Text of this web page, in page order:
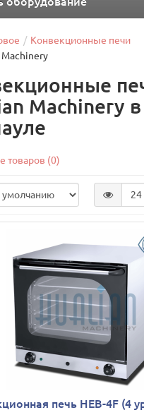
Конвекционные печи
Machinery в
товаров (0)
печь HEB-4F (4